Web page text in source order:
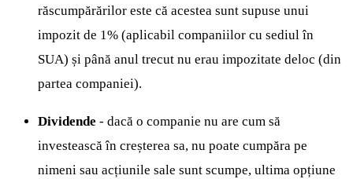
răscumpărărilor este că acestea sunt supuse unui
impozit de 1% (aplicabil companiilor cu sediul în
SUA) și până anul trecut nu erau impozitate deloc (din
partea companiei).
Dividende - dacă o companie nu are cum să
investească în creșterea sa, nu poate cumpăra pe
nimeni sau acțiunile sale sunt scumpe, ultima opțiune